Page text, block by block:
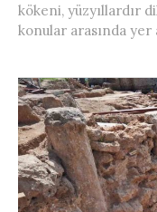
kökeni, yüzyıllardır
konular arasında yer